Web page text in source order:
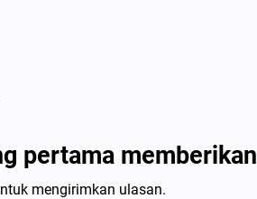
pertama
mengirimkan ulasan.